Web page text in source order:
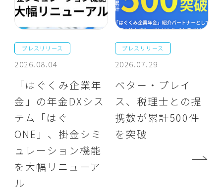
プレスリリース
2026.08.04
「はぐくみ企業年
金」の年金DXシス
テム「はぐ
ONE」、掛金シミ
ュレーション機能
を大幅リニューア
ル
プレスリリース
2026.07.29
ベター・プレイ
ス、税理士との提
携数が累計500件
を突破